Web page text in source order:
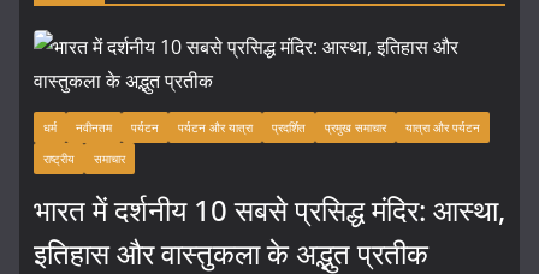
धर्म नवीनतम पर्यटन पर्यटन और यात्रा प्रदर्शित प्रमुख समाचार
यात्रा और पर्यटन
राष्ट्रीय
समाचार
भारत में दर्शनीय 10 सबसे प्रसिद्ध मंदिर: आस्था,
इतिहास और वास्तुकला के अद्भुत प्रतीक